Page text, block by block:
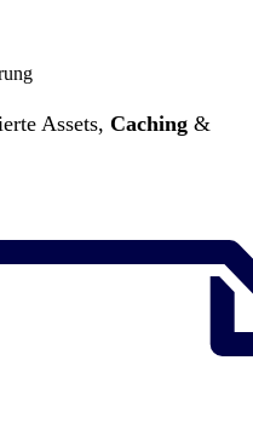
Assets, Caching &